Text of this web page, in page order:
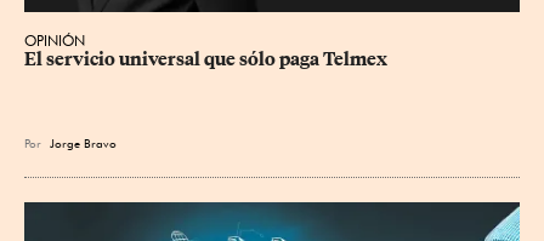
OPINIÓN
El servicio universal que sólo paga Telmex
Por Jorge Bravo